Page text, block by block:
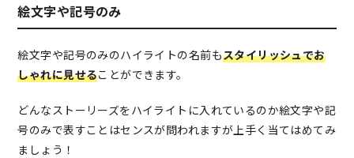
絵文字や記号のみ
絵文字や記号のみのハイライトの名前もスタイリッシュでお
しゃれに見せることができます。
どんなストーリーズをハイライトに入れているのか絵文字や記
号のみで表すことはセンスが問われますが上手く当てはめてみ
ましょう！